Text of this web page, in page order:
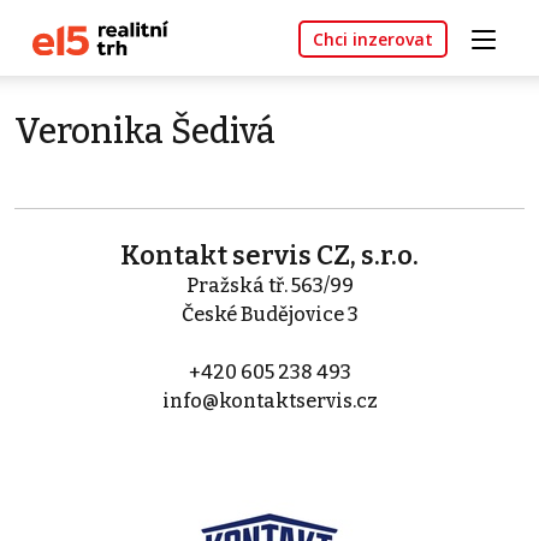
Chci inzerovat
Veronika Šedivá
Kontakt servis CZ, s.r.o.
Pražská tř. 563/99
České Budějovice 3
+420 605 238 493
info@kontaktservis.cz